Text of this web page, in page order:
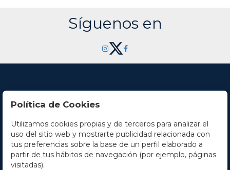
Síguenos en
Contacto
Horario
La empresa
Política de Cookies
Utilizamos cookies propias y de terceros para analizar el
uso del sitio web y mostrarte publicidad relacionada con
tus preferencias sobre la base de un perfil elaborado a
partir de tus hábitos de navegación (por ejemplo, páginas
visitadas).